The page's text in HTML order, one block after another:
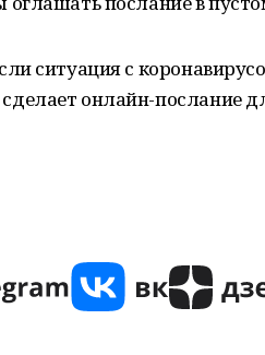
ситуация с
онлайн-послание